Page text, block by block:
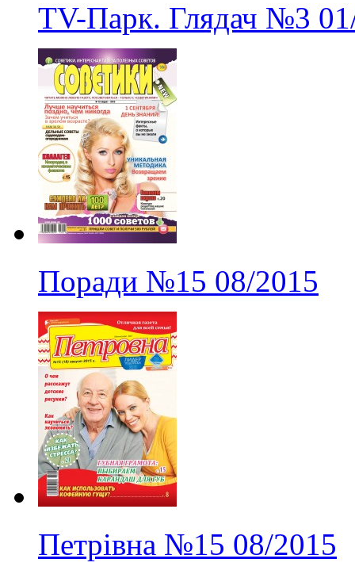
TV-Парк. Глядач №3
Поради №15 08/2015
Петрівна №15 08/2015